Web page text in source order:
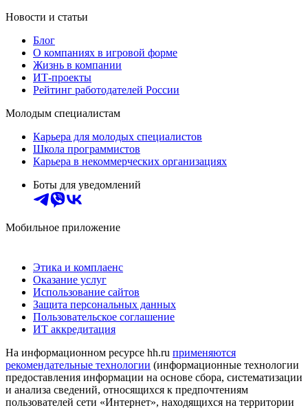
Новости и статьи
Блог
О компаниях в игровой форме
Жизнь в компании
ИТ-проекты
Рейтинг работодателей России
Молодым специалистам
Карьера для молодых специалистов
Школа программистов
Карьера в некоммерческих организациях
Боты для уведомлений
Мобильное приложение
Этика и комплаенс
Оказание услуг
Использование сайтов
Защита персональных данных
Пользовательское соглашение
ИТ аккредитация
На информационном ресурсе hh.ru применяются
рекомендательные технологии (информационные технологии
предоставления информации на основе сбора, систематизации
и анализа сведений, относящихся к предпочтениям
пользователей сети «Интернет», находящихся на территории